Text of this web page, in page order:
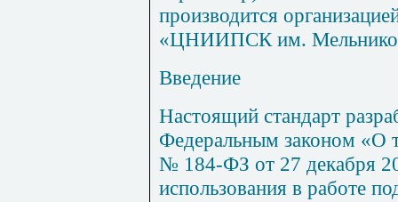
производится
«ЦНИИПСК им.
Введение
Настоящий стандарт
Федеральным законом «О
№ 184-ФЗ от 27 декабря
использования в работе